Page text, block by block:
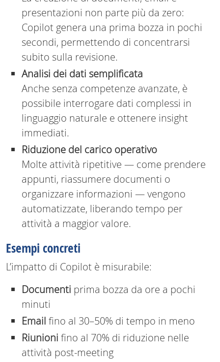
presentazioni non parte più da zero:
Copilot genera una prima bozza in pochi
secondi, permettendo di concentrarsi
subito sulla revisione.
Analisi dei dati semplificata
Anche senza competenze avanzate, è
possibile interrogare dati complessi in
linguaggio naturale e ottenere insight
immediati.
Riduzione del carico operativo
Molte attività ripetitive — come prendere
appunti, riassumere documenti o
organizzare informazioni — vengono
automatizzate, liberando tempo per
attività a maggior valore.
Esempi concreti
L’impatto di Copilot è misurabile:
Documenti prima bozza da ore a pochi
minuti
Email fino al 30–50% di tempo in meno
Riunioni fino al 70% di riduzione nelle
attività post-meeting